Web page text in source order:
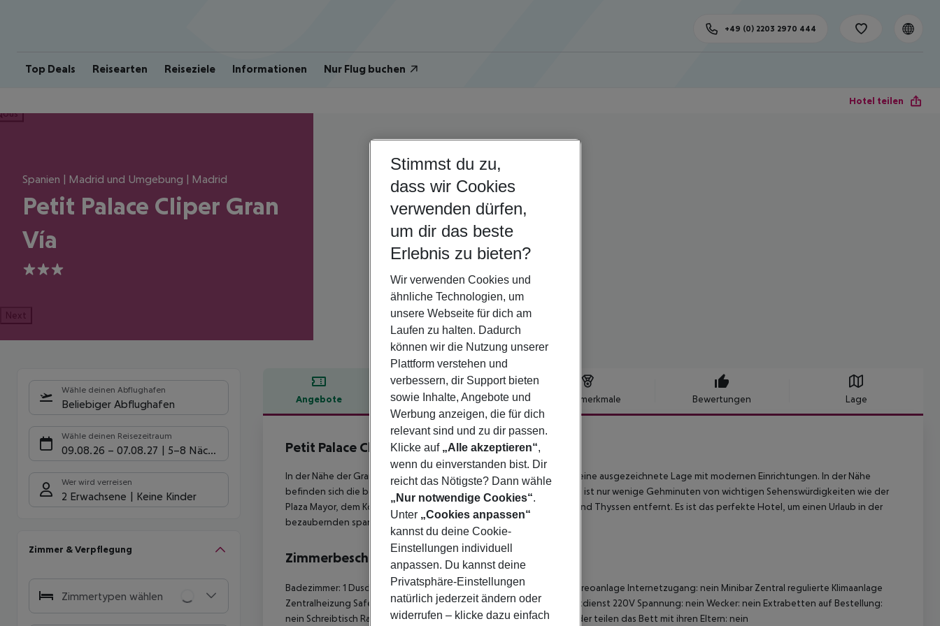
Top Deals Reisearten Reiseziele Informationen Nur Flug buchen
+49 (0) 2203 2970 444
Hotel teilen
Spanien | Madrid und Umgebung | Madrid
Petit Palace Cliper Gran
Vía
3
Next
Wähle deinen Abflughafen
Beliebiger Abflughafen
Wähle deinen Reisezeitraum
09.08.26 – 07.08.27 5-8 Nächte
Wer wird verreisen
2 Erwachsene Keine Kinder
Zimmer & Verpflegung
Zimmertypen wählen
Angebote Hotelbeschreibung Hotelmerkmale Bewertungen Lage
Hotelbeschreibung
Petit Palace Cliper Gran Vía
3
In der Nähe der Gran Vía in Madrid gelegen, verbindet dieses Hotel eine ausgezeichnete Lage mit modernen Einrichtungen. In der Nähe
befinden sich die besten Theater und Geschäfte Madrids. Das Hotel ist nur wenige Gehminuten von wichtigen Sehenswürdigkeiten wie der
Plaza Mayor, dem Königspalast und den Museen Prado, Reina Sofía und Thyssen entfernt. Es ist das perfekte Hotel, um einen Urlaub in der
bezaubernden spanischen Hauptstadt zu genießen.
Zimmerbeschreibung
Badezimmer: 1 Dusche Haartrockner Direktwahltelefon Fernseher Stereoanlage Internetzugang: nein Minibar Zentral regulierte Klimaanlage
Zentralheizung Safe Wohnzimmer: nein Für Rollstühle geeignet Weckdienst 220V Spannung: nein Wecker: nein Extrabetten auf Bestellung:
nein Schreibtisch Raucherzimmer: nein Anzahl der Schlafzimmer: 1 Kinder teilen das Bett mit ihren Eltern: nein
Stimmst du zu,
dass wir Cookies
verwenden dürfen,
um dir das beste
Erlebnis zu bieten?
Wir verwenden Cookies und
ähnliche Technologien, um
unsere Webseite für dich am
Laufen zu halten. Dadurch
können wir die Nutzung unserer
Plattform verstehen und
verbessern, dir Support bieten
sowie Inhalte, Angebote und
Werbung anzeigen, die für dich
relevant sind und zu dir passen.
Klicke auf „Alle akzeptieren“,
wenn du einverstanden bist. Dir
reicht das Nötigste? Dann wähle
„Nur notwendige Cookies“.
Unter „Cookies anpassen“
kannst du deine Cookie-
Einstellungen individuell
anpassen. Du kannst deine
Privatsphäre-Einstellungen
natürlich jederzeit ändern oder
widerrufen – klicke dazu einfach